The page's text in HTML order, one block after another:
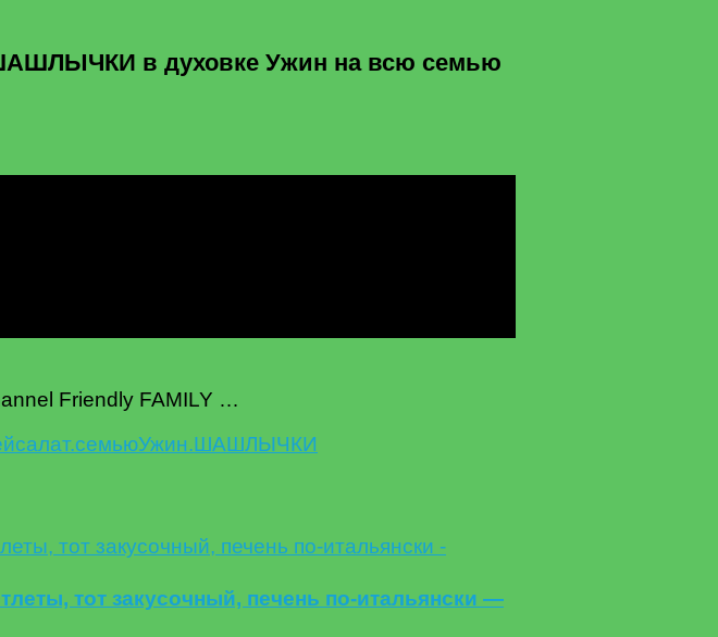
в духовке Ужин на всю семью
Friendly FAMILY …
салат.семьюУжин.ШАШЛЫЧКИ
тот закусочный, печень по-итальянски —